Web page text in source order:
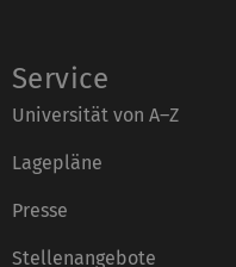
Service
Universität von A–Z
Lagepläne
Presse
Stellenangebote